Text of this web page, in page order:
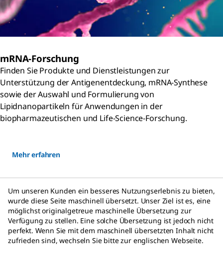
mRNA-Forschung
Finden Sie Produkte und Dienstleistungen zur
Unterstützung der Antigenentdeckung, mRNA-Synthese
sowie der Auswahl und Formulierung von
Lipidnanopartikeln für Anwendungen in der
biopharmazeutischen und Life-Science-Forschung.
Mehr erfahren
Um unseren Kunden ein besseres Nutzungserlebnis zu bieten,
wurde diese Seite maschinell übersetzt. Unser Ziel ist es, eine
möglichst originalgetreue maschinelle Übersetzung zur
Verfügung zu stellen. Eine solche Übersetzung ist jedoch nicht
perfekt. Wenn Sie mit dem maschinell übersetzten Inhalt nicht
zufrieden sind, wechseln Sie bitte zur englischen Webseite.